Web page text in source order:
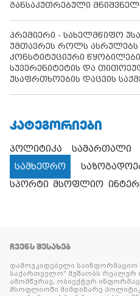
განსაკუთრებული
პრემიერი - სახელმწიფო
უმთავრეს როლს
კონსტიტუციური
სუვერენიტეტის და
უსაფრთხოების დაცვის
ᲙᲐᲢᲔᲒᲝᲠᲘᲔᲑᲘ
პოლიტიკა სამართალი
სამხედრო
სპორტი მსოფლიო
ᲩᲕᲔᲜᲡ ᲨᲔᲡᲐᲮᲔᲑ
დამოუკიდებელი საინფორმაციო
საქართველო” მუშაობს რეალურ
ამომწურავ, ობიექტურ
მსოფლიოში მიმდინარე